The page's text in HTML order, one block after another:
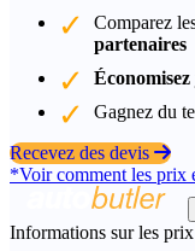
Comparez
partenaires
Gagnez du
Recevez des devis
*Voir comment les prix
Informations sur les